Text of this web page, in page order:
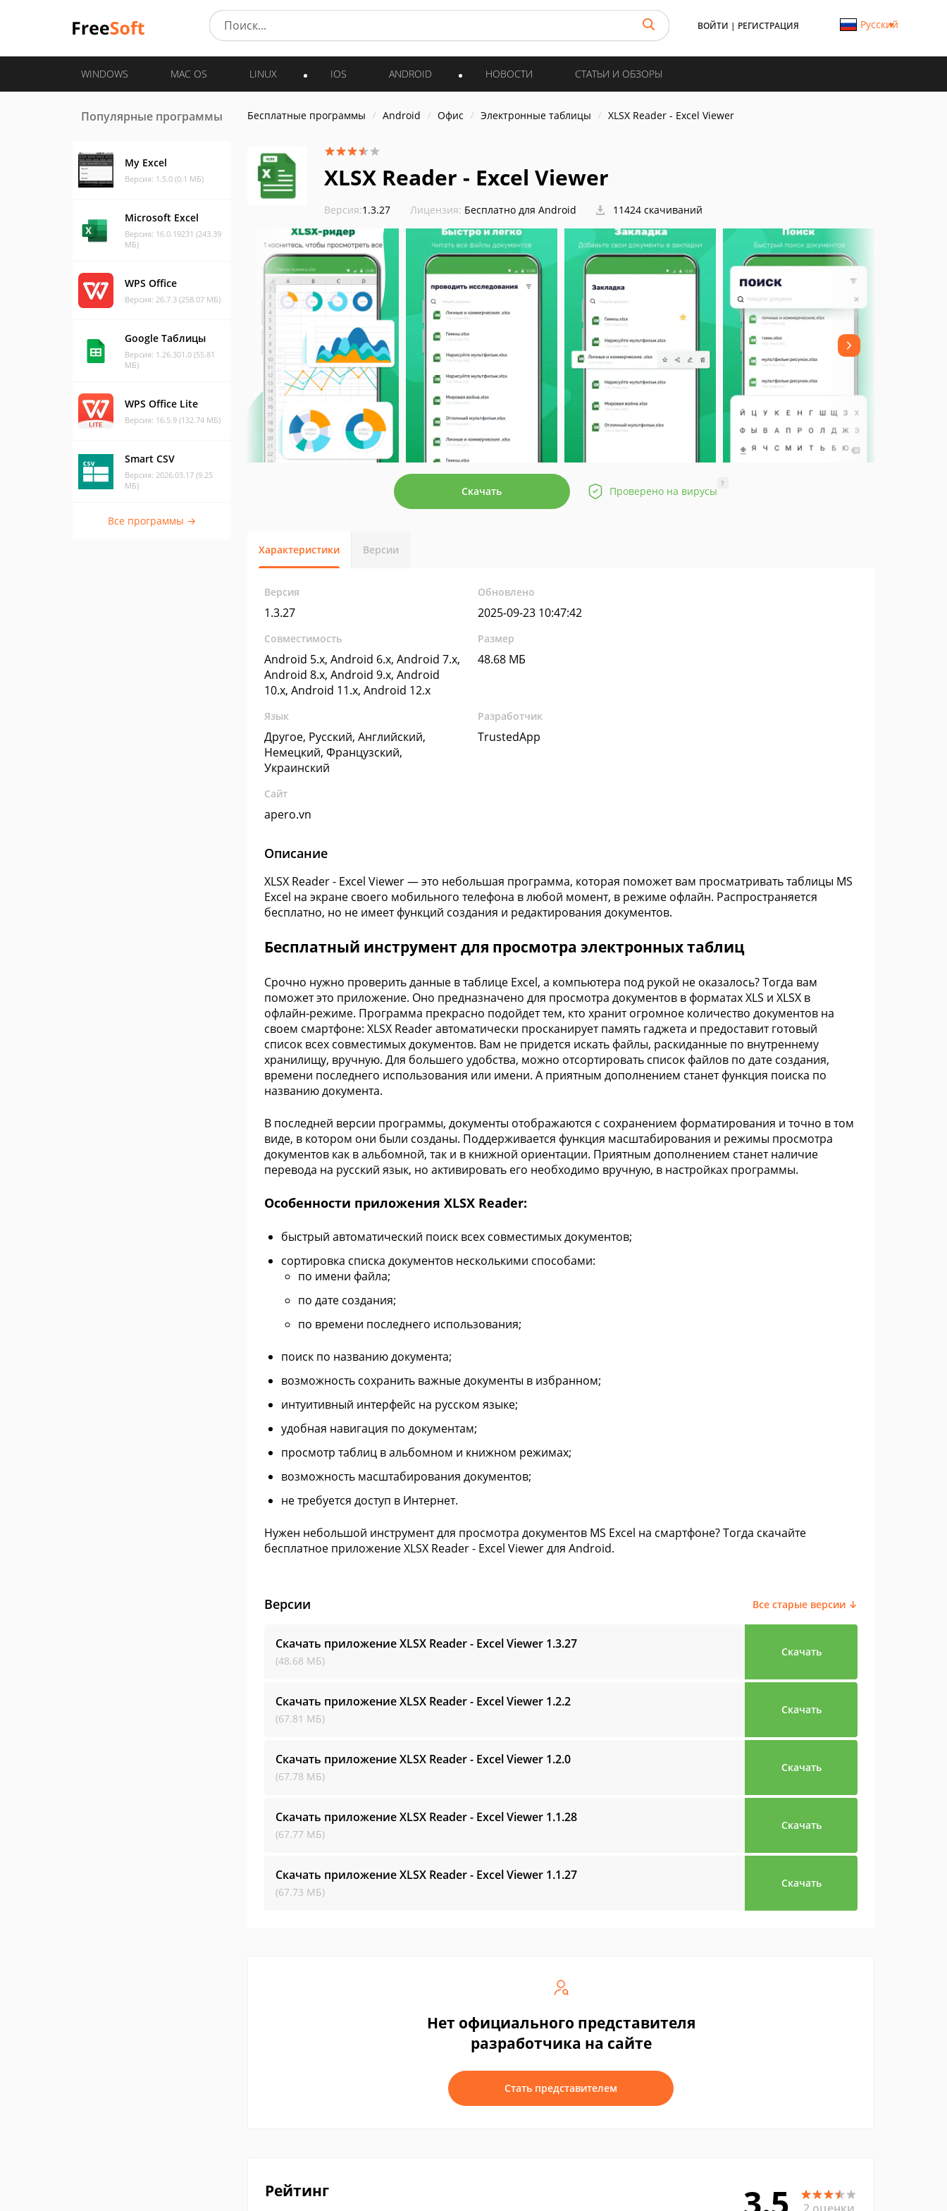
ВОЙТИ | РЕГИСТРАЦИЯ Русский
WINDOWS MAC OS LINUX IOS ANDROID НОВОСТИ СТАТЬИ И ОБЗОРЫ
Популярные программы
My Excel
Версия: 1.5.0 (0.1 МБ)
Microsoft Excel
Версия: 16.0.19231 (243.39
МБ)
WPS Office
Версия: 26.7.3 (258.07 МБ)
Google Таблицы
Версия: 1.26.301.0 (55.81
МБ)
WPS Office Lite
Версия: 16.5.9 (132.74 МБ)
Smart CSV
Версия: 2026.03.17 (9.25
МБ)
Все программы →
Бесплатные программы Android Офис Электронные таблицы XLSX Reader - Excel Viewer
XLSX Reader - Excel Viewer
Версия:1.3.27 Лицензия: Бесплатно для Android 11424 скачиваний
Скачать Проверено на вирусы
?
Характеристики Версии
Версия
1.3.27
Обновлено
2025-09-23 10:47:42
Совместимость
Android 5.x, Android 6.x, Android 7.x,
Android 8.x, Android 9.x, Android
10.x, Android 11.x, Android 12.x
Размер
48.68 МБ
Язык
Другое, Русский, Английский,
Немецкий, Французский,
Украинский
Разработчик
TrustedApp
Сайт
apero.vn
Описание
XLSX Reader - Excel Viewer — это небольшая программа, которая поможет вам просматривать таблицы MS
Excel на экране своего мобильного телефона в любой момент, в режиме офлайн. Распространяется
бесплатно, но не имеет функций создания и редактирования документов.
Бесплатный инструмент для просмотра электронных таблиц
Срочно нужно проверить данные в таблице Excel, а компьютера под рукой не оказалось? Тогда вам
поможет это приложение. Оно предназначено для просмотра документов в форматах XLS и XLSX в
офлайн-режиме. Программа прекрасно подойдет тем, кто хранит огромное количество документов на
своем смартфоне: XLSX Reader автоматически просканирует память гаджета и предоставит готовый
список всех совместимых документов. Вам не придется искать файлы, раскиданные по внутреннему
хранилищу, вручную. Для большего удобства, можно отсортировать список файлов по дате создания,
времени последнего использования или имени. А приятным дополнением станет функция поиска по
названию документа.
В последней версии программы, документы отображаются с сохранением форматирования и точно в том
виде, в котором они были созданы. Поддерживается функция масштабирования и режимы просмотра
документов как в альбомной, так и в книжной ориентации. Приятным дополнением станет наличие
перевода на русский язык, но активировать его необходимо вручную, в настройках программы.
Особенности приложения XLSX Reader:
быстрый автоматический поиск всех совместимых документов;
сортировка списка документов несколькими способами:
по имени файла;
по дате создания;
по времени последнего использования;
поиск по названию документа;
возможность сохранить важные документы в избранном;
интуитивный интерфейс на русском языке;
удобная навигация по документам;
просмотр таблиц в альбомном и книжном режимах;
возможность масштабирования документов;
не требуется доступ в Интернет.
Нужен небольшой инструмент для просмотра документов MS Excel на смартфоне? Тогда скачайте
бесплатное приложение XLSX Reader - Excel Viewer для Android.
Версии Все старые версии ↓
Скачать приложение XLSX Reader - Excel Viewer 1.3.27
(48.68 МБ)
Скачать
Скачать приложение XLSX Reader - Excel Viewer 1.2.2
(67.81 МБ)
Скачать
Скачать приложение XLSX Reader - Excel Viewer 1.2.0
(67.78 МБ)
Скачать
Скачать приложение XLSX Reader - Excel Viewer 1.1.28
(67.77 МБ)
Скачать
Скачать приложение XLSX Reader - Excel Viewer 1.1.27
(67.73 МБ)
Скачать
Нет официального представителя
разработчика на сайте
Стать представителем
Рейтинг